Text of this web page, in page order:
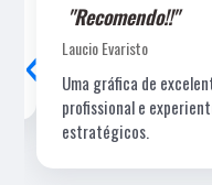
"Recomendo!!"
Laucio Evaristo
Uma gráfica de
profissional e
estratégicos.
‹